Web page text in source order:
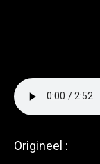
Origineel :